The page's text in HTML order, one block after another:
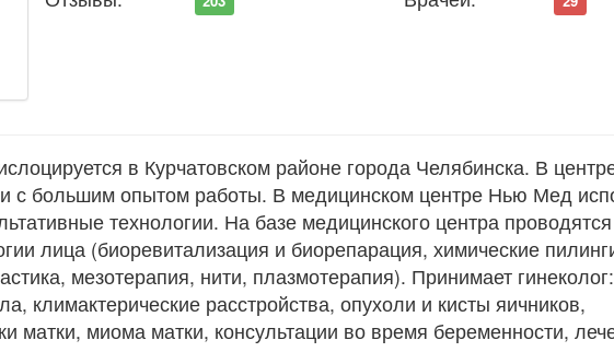
в Курчатовском районе города Челябинска. В
с большим опытом работы. В медицинском центре Нью Мед
технологии. На базе медицинского центра проводятся
лица (биоревитализация и биорепарация, химические
мезотерапия, нити, плазмотерапия). Принимает гинеколог:
климактерические расстройства, опухоли и кисты яичников,
матки, миома матки, консультации во время беременности,